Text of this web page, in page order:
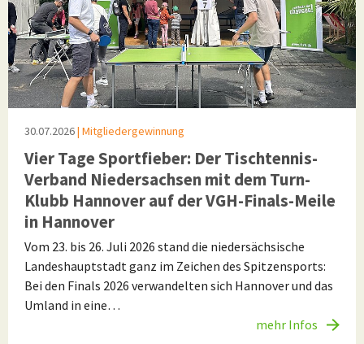
30.07.2026| Mitgliedergewinnung
Vier Tage Sportfieber: Der Tischtennis-
Verband Niedersachsen mit dem Turn-
Klubb Hannover auf der VGH-Finals-Meile
in Hannover
Vom 23. bis 26. Juli 2026 stand die niedersächsische
Landeshauptstadt ganz im Zeichen des Spitzensports:
Bei den Finals 2026 verwandelten sich Hannover und das
Umland in eine…
mehr Infos